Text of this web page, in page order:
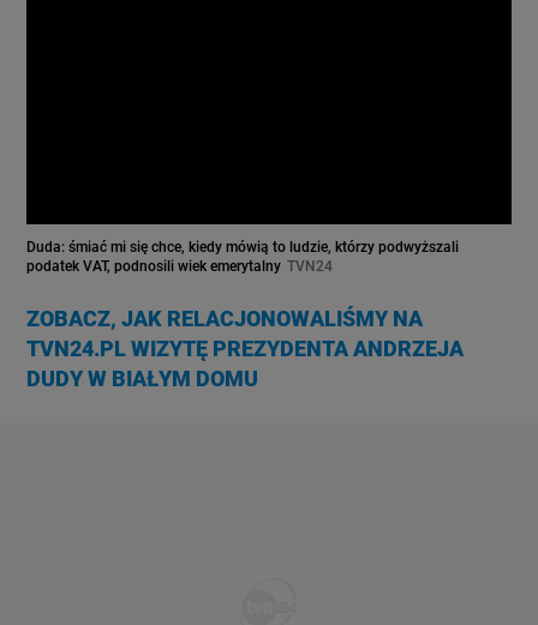
Duda: śmiać mi się chce, kiedy mówią to ludzie, którzy podwyższali
podatek VAT, podnosili wiek emerytalny TVN24
ZOBACZ, JAK RELACJONOWALIŚMY NA
TVN24.PL WIZYTĘ PREZYDENTA ANDRZEJA
DUDY W BIAŁYM DOMU